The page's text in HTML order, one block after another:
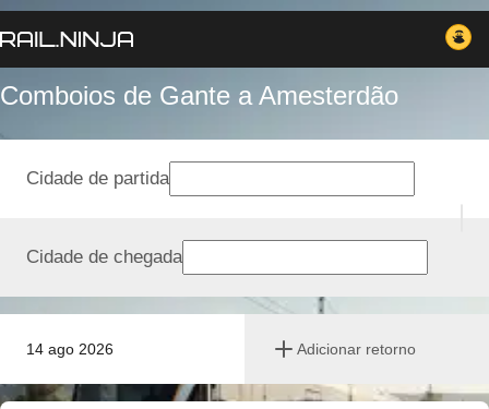
Comboios de Gante a Amesterdão
14 ago 2026 Adicionar retorno
Cidade de partida
Cidade de chegada